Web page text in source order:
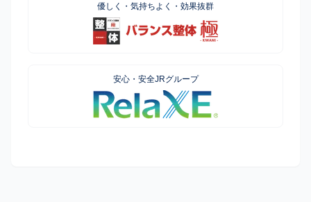
優しく・気持ちよく・効果抜群
安心・安全JRグループ